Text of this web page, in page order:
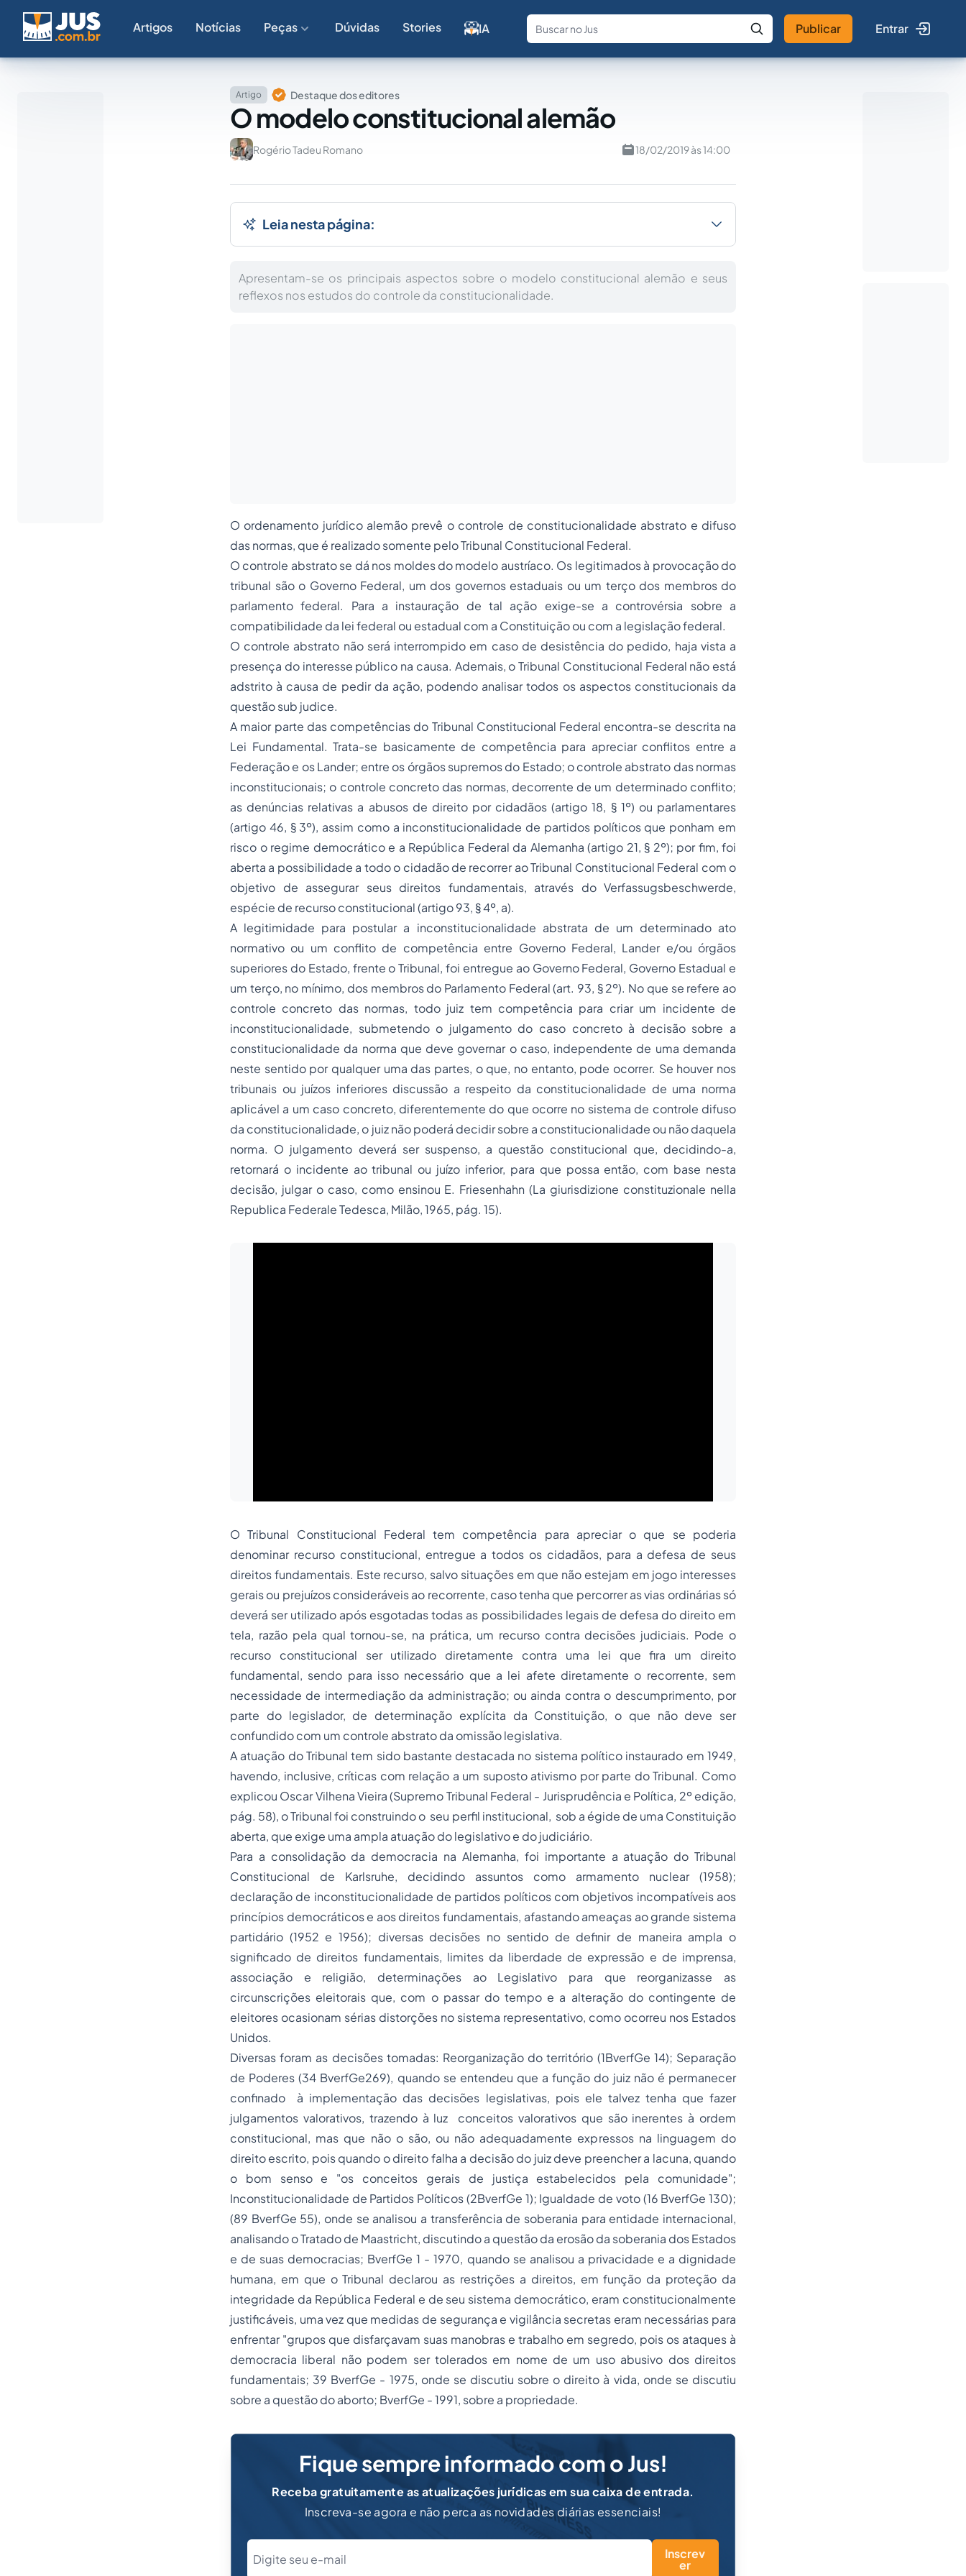
Artigos Notícias Peças Dúvidas Stories IA
Fale com a IA Buscar no Jus
Publicar Entrar
Artigo Destaque dos editores
O modelo constitucional alemão
Rogério Tadeu Romano 18/02/2019 às 14:00
Leia nesta página:
Apresentam-se os principais aspectos sobre o modelo constitucional alemão e seus
reflexos nos estudos do controle da constitucionalidade.
O ordenamento jurídico alemão prevê o controle de constitucionalidade abstrato e difuso
das normas, que é realizado somente pelo Tribunal Constitucional Federal.
O controle abstrato se dá nos moldes do modelo austríaco. Os legitimados à provocação do
tribunal são o Governo Federal, um dos governos estaduais ou um terço dos membros do
parlamento federal. Para a instauração de tal ação exige-se a controvérsia sobre a
compatibilidade da lei federal ou estadual com a Constituição ou com a legislação federal.
O controle abstrato não será interrompido em caso de desistência do pedido, haja vista a
presença do interesse público na causa. Ademais, o Tribunal Constitucional Federal não está
adstrito à causa de pedir da ação, podendo analisar todos os aspectos constitucionais da
questão sub judice.
A maior parte das competências do Tribunal Constitucional Federal encontra-se descrita na
Lei Fundamental. Trata-se basicamente de competência para apreciar conflitos entre a
Federação e os Lander; entre os órgãos supremos do Estado; o controle abstrato das normas
inconstitucionais; o controle concreto das normas, decorrente de um determinado conflito;
as denúncias relativas a abusos de direito por cidadãos (artigo 18, § 1º) ou parlamentares
(artigo 46, § 3º), assim como a inconstitucionalidade de partidos políticos que ponham em
risco o regime democrático e a República Federal da Alemanha (artigo 21, § 2º); por fim, foi
aberta a possibilidade a todo o cidadão de recorrer ao Tribunal Constitucional Federal com o
objetivo de assegurar seus direitos fundamentais, através do Verfassugsbeschwerde,
espécie de recurso constitucional (artigo 93, § 4º, a).
A legitimidade para postular a inconstitucionalidade abstrata de um determinado ato
normativo ou um conflito de competência entre Governo Federal, Lander e/ou órgãos
superiores do Estado, frente o Tribunal, foi entregue ao Governo Federal, Governo Estadual e
um terço, no mínimo, dos membros do Parlamento Federal (art. 93, § 2º). No que se refere ao
controle concreto das normas, todo juiz tem competência para criar um incidente de
inconstitucionalidade, submetendo o julgamento do caso concreto à decisão sobre a
constitucionalidade da norma que deve governar o caso, independente de uma demanda
neste sentido por qualquer uma das partes, o que, no entanto, pode ocorrer. Se houver nos
tribunais ou juízos inferiores discussão a respeito da constitucionalidade de uma norma
aplicável a um caso concreto, diferentemente do que ocorre no sistema de controle difuso
da constitucionalidade, o juiz não poderá decidir sobre a constitucionalidade ou não daquela
norma. O julgamento deverá ser suspenso, a questão constitucional que, decidindo-a,
retornará o incidente ao tribunal ou juízo inferior, para que possa então, com base nesta
decisão, julgar o caso, como ensinou E. Friesenhahn (La giurisdizione constituzionale nella
Republica Federale Tedesca, Milão, 1965, pág. 15).
O Tribunal Constitucional Federal tem competência para apreciar o que se poderia
denominar recurso constitucional, entregue a todos os cidadãos, para a defesa de seus
direitos fundamentais. Este recurso, salvo situações em que não estejam em jogo interesses
gerais ou prejuízos consideráveis ao recorrente, caso tenha que percorrer as vias ordinárias só
deverá ser utilizado após esgotadas todas as possibilidades legais de defesa do direito em
tela, razão pela qual tornou-se, na prática, um recurso contra decisões judiciais. Pode o
recurso constitucional ser utilizado diretamente contra uma lei que fira um direito
fundamental, sendo para isso necessário que a lei afete diretamente o recorrente, sem
necessidade de intermediação da administração; ou ainda contra o descumprimento, por
parte do legislador, de determinação explícita da Constituição, o que não deve ser
confundido com um controle abstrato da omissão legislativa.
A atuação do Tribunal tem sido bastante destacada no sistema político instaurado em 1949,
havendo, inclusive, críticas com relação a um suposto ativismo por parte do Tribunal. Como
explicou Oscar Vilhena Vieira (Supremo Tribunal Federal - Jurisprudência e Política, 2º edição,
pág. 58), o Tribunal foi construindo o seu perfil institucional, sob a égide de uma Constituição
aberta, que exige uma ampla atuação do legislativo e do judiciário.
Para a consolidação da democracia na Alemanha, foi importante a atuação do Tribunal
Constitucional de Karlsruhe, decidindo assuntos como armamento nuclear (1958);
declaração de inconstitucionalidade de partidos políticos com objetivos incompatíveis aos
princípios democráticos e aos direitos fundamentais, afastando ameaças ao grande sistema
partidário (1952 e 1956); diversas decisões no sentido de definir de maneira ampla o
significado de direitos fundamentais, limites da liberdade de expressão e de imprensa,
associação e religião, determinações ao Legislativo para que reorganizasse as
circunscrições eleitorais que, com o passar do tempo e a alteração do contingente de
eleitores ocasionam sérias distorções no sistema representativo, como ocorreu nos Estados
Unidos.
Diversas foram as decisões tomadas: Reorganização do território (1BverfGe 14); Separação
de Poderes (34 BverfGe269), quando se entendeu que a função do juiz não é permanecer
confinado à implementação das decisões legislativas, pois ele talvez tenha que fazer
julgamentos valorativos, trazendo à luz conceitos valorativos que são inerentes à ordem
constitucional, mas que não o são, ou não adequadamente expressos na linguagem do
direito escrito, pois quando o direito falha a decisão do juiz deve preencher a lacuna, quando
o bom senso e "os conceitos gerais de justiça estabelecidos pela comunidade";
Inconstitucionalidade de Partidos Políticos (2BverfGe 1); Igualdade de voto (16 BverfGe 130);
(89 BverfGe 55), onde se analisou a transferência de soberania para entidade internacional,
analisando o Tratado de Maastricht, discutindo a questão da erosão da soberania dos Estados
e de suas democracias; BverfGe 1 - 1970, quando se analisou a privacidade e a dignidade
humana, em que o Tribunal declarou as restrições a direitos, em função da proteção da
integridade da República Federal e de seu sistema democrático, eram constitucionalmente
justificáveis, uma vez que medidas de segurança e vigilância secretas eram necessárias para
enfrentar "grupos que disfarçavam suas manobras e trabalho em segredo, pois os ataques à
democracia liberal não podem ser tolerados em nome de um uso abusivo dos direitos
fundamentais; 39 BverfGe - 1975, onde se discutiu sobre o direito à vida, onde se discutiu
sobre a questão do aborto; BverfGe - 1991, sobre a propriedade.
Fique sempre informado com o Jus!
Receba gratuitamente as atualizações jurídicas em sua caixa de entrada.
Inscreva-se agora e não perca as novidades diárias essenciais!
Inscrev
er